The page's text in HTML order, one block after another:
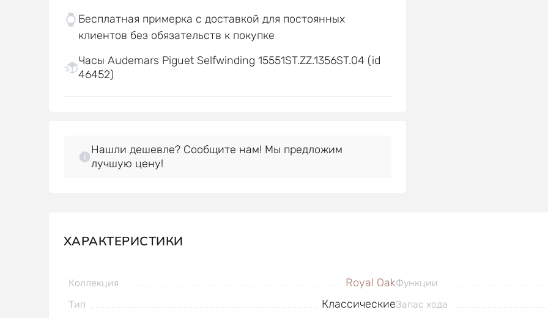
Бесплатная примерка с доставкой для постоянных
клиентов без обязательств к покупке
Часы Audemars Piguet Selfwinding 15551ST.ZZ.1356ST.04 (id
46452)
Нашли дешевле? Сообщите нам! Мы предложим
лучшую цену!
ХАРАКТЕРИСТИКИ
Коллекция Royal Oak
Тип Классические
Функции
Запас хода